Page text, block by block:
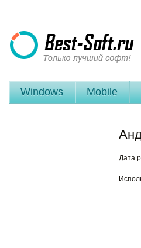
Windows Mobile
Дата